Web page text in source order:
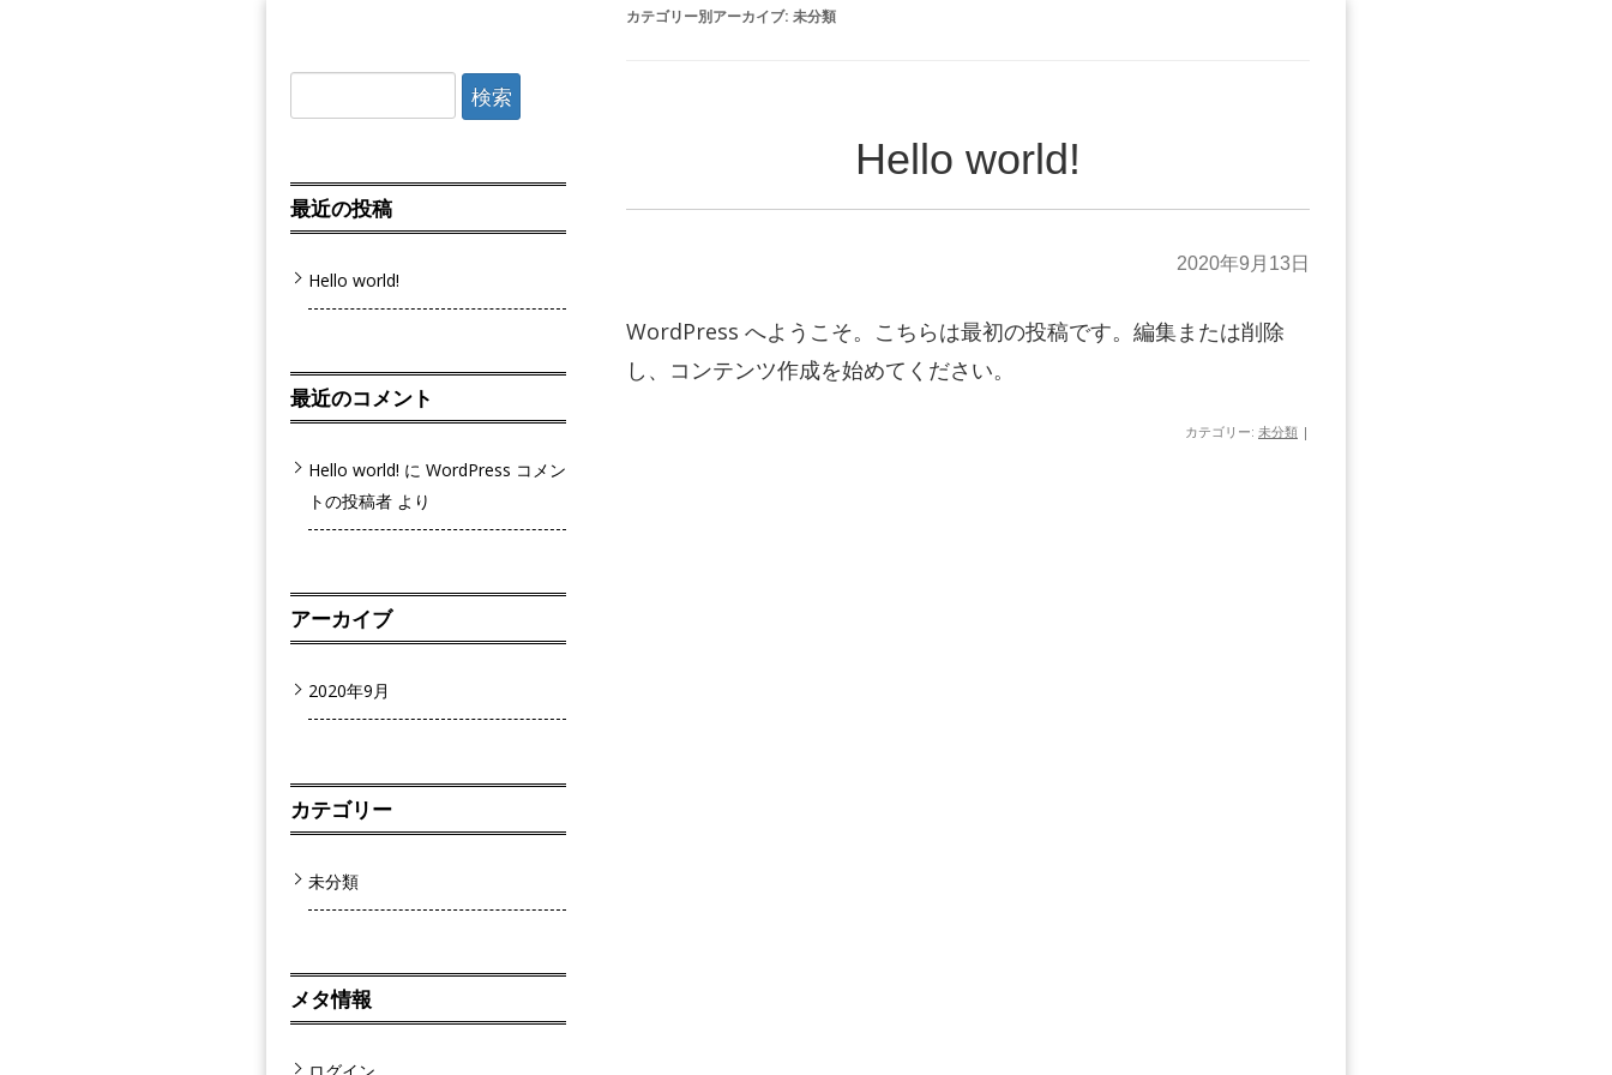
カテゴリー別アーカイブ: 未分類
Hello world!
2020年9月13日
WordPress へようこそ。こちらは最初の投稿です。編集または削除
し、コンテンツ作成を始めてください。
カテゴリー: 未分類 |
最近の投稿
Hello world!
最近のコメント
Hello world! に WordPress コメン
トの投稿者 より
アーカイブ
2020年9月
カテゴリー
未分類
メタ情報